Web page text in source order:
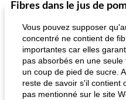
Fibres dans le jus de
Vous pouvez supposer
concentré ne contient de
importantes car elles
pas absorbés en une
un coup de pied de sucre.
reste de savoir s'il contient
pas mentionné sur le site